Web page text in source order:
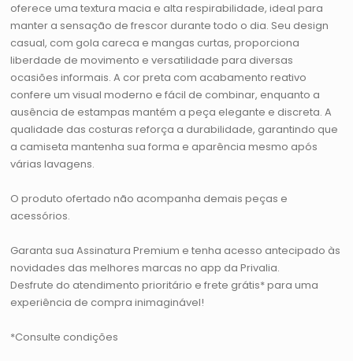
oferece uma textura macia e alta respirabilidade, ideal para
manter a sensação de frescor durante todo o dia. Seu design
casual, com gola careca e mangas curtas, proporciona
liberdade de movimento e versatilidade para diversas
ocasiões informais. A cor preta com acabamento reativo
confere um visual moderno e fácil de combinar, enquanto a
ausência de estampas mantém a peça elegante e discreta. A
qualidade das costuras reforça a durabilidade, garantindo que
a camiseta mantenha sua forma e aparência mesmo após
várias lavagens.
O produto ofertado não acompanha demais peças e
acessórios.
Garanta sua Assinatura Premium e tenha acesso antecipado às
novidades das melhores marcas no app da Privalia.
Desfrute do atendimento prioritário e frete grátis* para uma
experiência de compra inimaginável!
*Consulte condições